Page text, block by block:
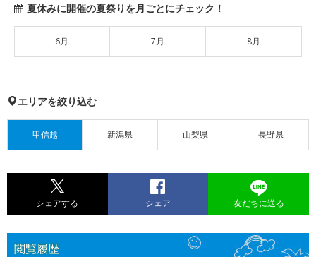
夏休みに開催の夏祭りを月ごとにチェック！
6月 7月 8月
エリアを絞り込む
甲信越 新潟県 山梨県 長野県
シェアする シェア 友だちに送る
閲覧履歴